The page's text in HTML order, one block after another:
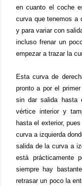
en cuanto el coche
curva que tenemos a
y para variar con
incluso frenar un
empezar a trazar la
Esta curva de
pronto a por el
sin dar salida hasta
vértice interior y
hasta el exterior,
curva a izquierda
salida de la curva a
está prácticamente
siempre hay
retrasar un poco la